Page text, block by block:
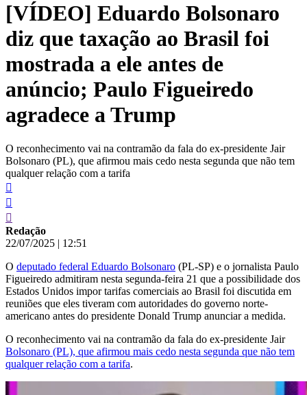
conteúdo
[VÍDEO] Eduardo Bolsonaro
diz que taxação ao Brasil foi
mostrada a ele antes de
anúncio; Paulo Figueiredo
agradece a Trump
O reconhecimento vai na contramão da fala do ex-presidente Jair
Bolsonaro (PL), que afirmou mais cedo nesta segunda que não tem
qualquer relação com a tarifa
Redação
22/07/2025 | 12:51
O deputado federal Eduardo Bolsonaro (PL-SP) e o jornalista Paulo
Figueiredo admitiram nesta segunda-feira 21 que a possibilidade dos
Estados Unidos impor tarifas comerciais ao Brasil foi discutida em
reuniões que eles tiveram com autoridades do governo norte-
americano antes do presidente Donald Trump anunciar a medida.
O reconhecimento vai na contramão da fala do ex-presidente Jair
Bolsonaro (PL), que afirmou mais cedo nesta segunda que não tem
qualquer relação com a tarifa.